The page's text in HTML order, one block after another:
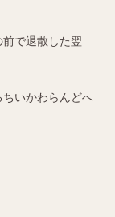
で退散した翌
いかわらんどへ